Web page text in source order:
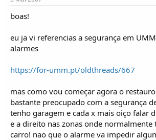
d
e
p
i
o
boas!
eu ja vi referencias a segurança em
alarmes
https://for-umm.pt/oldthreads/667
mas como vou começar agora o
bastante preocupado com a segurança
tenho garagem e cada x mais oiço falar
e a direito nas zonas onde normalmente
carro! nao que o alarme va impedir